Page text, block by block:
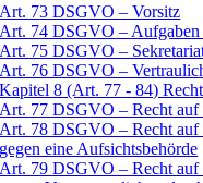
Art. 73 DSGVO – Vorsitz
Art. 74 DSGVO – Aufgaben
Art. 75 DSGVO –
Art. 76 DSGVO –
Kapitel 8 (Art. 77 - 84)
Art. 77 DSGVO – Recht auf
Art. 78 DSGVO – Recht auf
gegen eine Aufsichtsbehörde
Art. 79 DSGVO – Recht auf